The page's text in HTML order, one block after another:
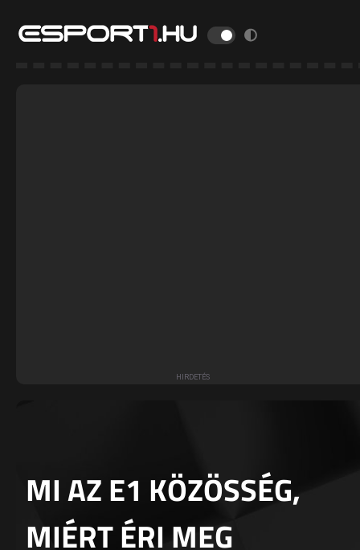
MI AZ E1 KÖZÖSSÉG,
MIÉRT ÉRI MEG